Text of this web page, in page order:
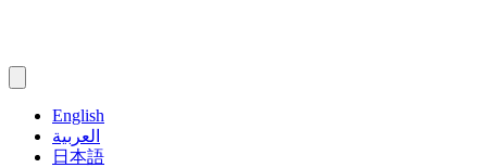
English
العربية
日本語